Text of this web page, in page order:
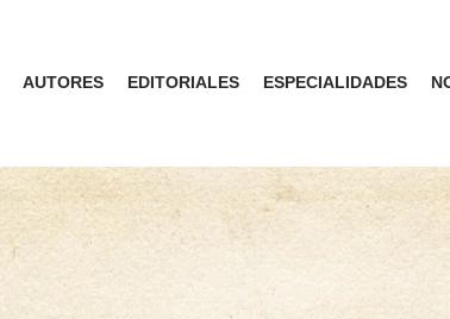
AUTORES EDITORIALES ESPECIALIDADES